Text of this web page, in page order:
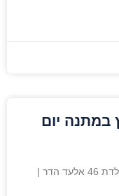
במתנה יום
סיפור הצלחה פגישת ייעוץ במתנה יום הולדת 46 אלעד הדר |